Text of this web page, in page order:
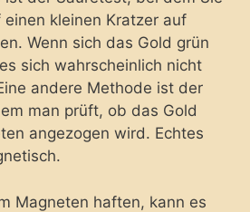
kleinen Kratzer auf
Wenn sich das Gold grün
sich wahrscheinlich nicht
andere Methode ist der
man prüft, ob das Gold
angezogen wird. Echtes
Magneten haften, kann es